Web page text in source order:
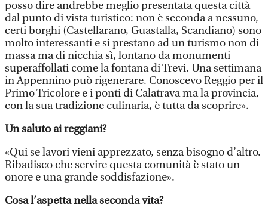
posso dire andrebbe meglio presentata questa città
dal punto di vista turistico: non è seconda a nessuno,
certi borghi (Castellarano, Guastalla, Scandiano) sono
molto interessanti e si prestano ad un turismo non di
massa ma di nicchia sì, lontano da monumenti
superaffollati come la fontana di Trevi. Una settimana
in Appennino può rigenerare. Conoscevo Reggio per il
Primo Tricolore e i ponti di Calatrava ma la provincia,
con la sua tradizione culinaria, è tutta da scoprire».
Un saluto ai reggiani?
«Qui se lavori vieni apprezzato, senza bisogno d’altro.
Ribadisco che servire questa comunità è stato un
onore e una grande soddisfazione».
Cosa l’aspetta nella seconda vita?